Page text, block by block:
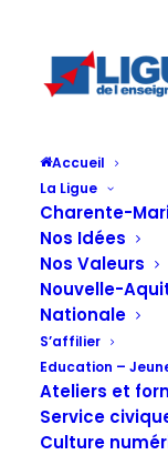
Accueil
La Ligue
Charente-
Nos Idées
Nos Valeurs
Nouvelle-
Nationale
S’affilier
Education –
Ateliers et
Service
Culturele